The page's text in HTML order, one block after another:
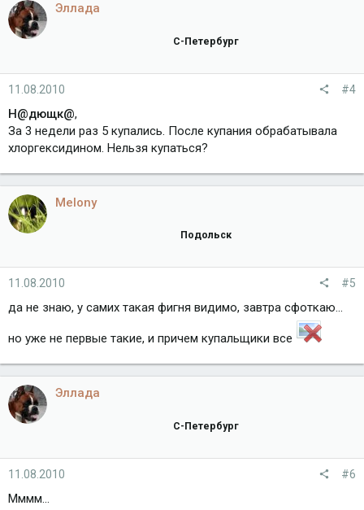
Эллада
С-Петербург
11.08.2010 #4
Н@дющк@,
За 3 недели раз 5 купались. После купания обрабатывала
хлоргексидином. Нельзя купаться?
Melony
Подольск
11.08.2010 #5
да не знаю, у самих такая фигня видимо, завтра сфоткаю...
но уже не первые такие, и причем купальщики все
Эллада
С-Петербург
11.08.2010 #6
Мммм...